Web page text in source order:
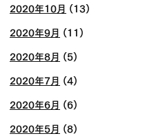
2020年10月 (13)
2020年9月 (11)
2020年8月 (5)
2020年7月 (4)
2020年6月 (6)
2020年5月 (8)